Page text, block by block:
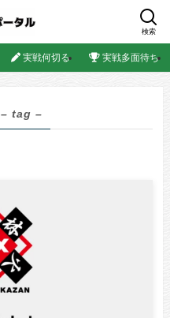
検索
実戦何切る 実戦多面待ち
– tag –